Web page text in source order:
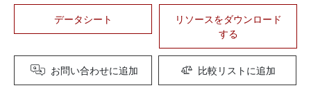
データシート
リソースをダウンロード
する
お問い合わせに追加 比較リストに追加